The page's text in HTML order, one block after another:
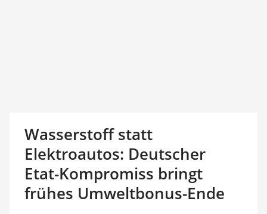
Wasserstoff statt
Elektroautos: Deutscher
Etat-Kompromiss bringt
frühes Umweltbonus-Ende